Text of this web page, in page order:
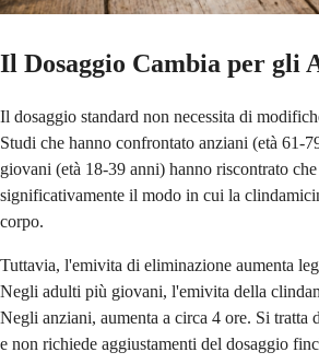
Il Dosaggio Cambia per gli
Il dosaggio standard non necessita di
Studi che hanno confrontato anziani (età 61-
giovani (età 18-39 anni) hanno riscontrato
significativamente il modo in cui la
corpo.
Tuttavia, l'emivita di eliminazione aumenta
Negli adulti più giovani, l'emivita della
Negli anziani, aumenta a circa 4 ore. Si tratta
e non richiede aggiustamenti del dosaggio